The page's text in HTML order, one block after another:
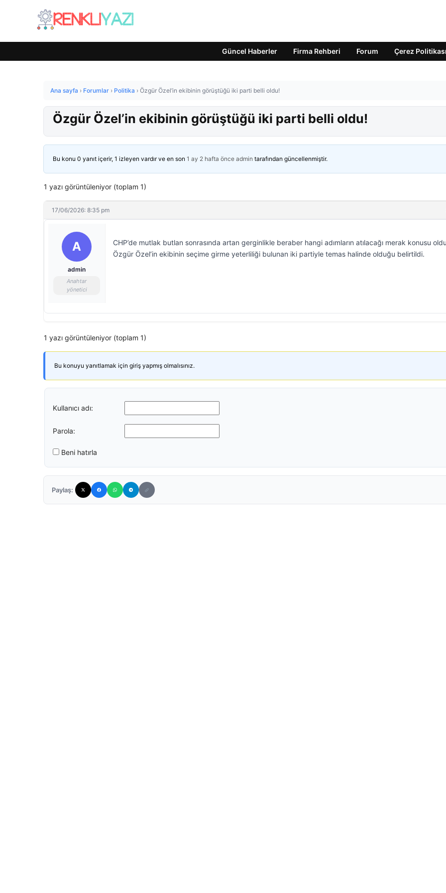
Güncel Haberler Firma Rehberi Forum Çerez Politikası
Ana sayfa › Forumlar › Politika › Özgür Özel’in ekibinin görüştüğü iki parti belli oldu!
Özgür Özel’in ekibinin görüştüğü iki parti belli oldu!
Bu konu 0 yanıt içerir, 1 izleyen vardır ve en son 1 ay 2 hafta önce admin tarafından güncellenmiştir.
1 yazı görüntüleniyor (toplam 1)
17/06/2026: 8:35 pm
A
admin
Anahtar
yönetici
CHP’de mutlak butlan sonrasında artan gerginlikle beraber hangi adımların atılacağı merak konusu
Özgür Özel’in ekibinin seçime girme yeterliliği bulunan iki partiyle temas halinde olduğu belirtildi.
1 yazı görüntüleniyor (toplam 1)
Bu konuyu yanıtlamak için giriş yapmış olmalısınız.
Kullanıcı adı:
Parola:
Beni hatırla
Paylaş: